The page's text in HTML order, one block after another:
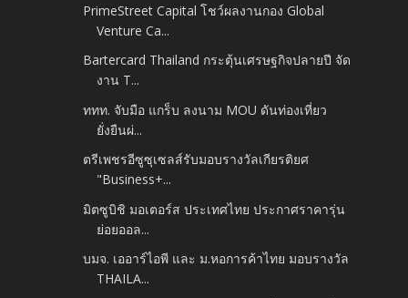
PrimeStreet Capital โชว์ผลงานกอง Global
Venture Ca...
Bartercard Thailand กระตุ้นเศรษฐกิจปลายปี จัด
งาน T...
ททท. จับมือ แกร็บ ลงนาม MOU ดันท่องเที่ยว
ยั่งยืนผ่...
ตรีเพชรอีซูซุเซลส์รับมอบรางวัลเกียรติยศ
"Business+...
มิตซูบิชิ มอเตอร์ส ประเทศไทย ประกาศราคารุ่น
ย่อยออล...
บมจ. เออาร์ไอพี และ ม.หอการค้าไทย มอบรางวัล
THAILA...